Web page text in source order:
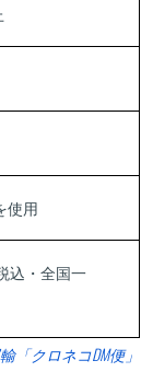
使用
込・全国一
「クロネコDM便」